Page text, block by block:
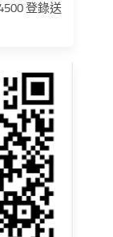
登錄送